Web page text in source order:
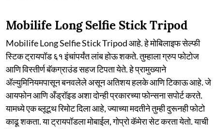
Mobilife Long Selfie Stick Tripod
Mobilife Long Selfie Stick Tripod आहे. हे मोबिलाइफ सेल्फी
स्टिक ट्रायपॉड ६१ इंचांपर्यंत लांब होऊ शकते. तुम्हाला ग्रुप फोटोज
आणि विस्तीर्ण बॅकग्राउंड सहज टिपता येते. हे प्रामुख्याने
अ‍ॅल्युमिनियमपासून बनवलेले असून अतिशय हलके आणि टिकाऊ आहे. जे
आयफोन आणि अँड्रॉइड अशा दोन्ही प्रकारच्या फोन्सना सपोर्ट करते.
यामध्ये एक ब्लूटूथ रिमोट दिला आहे, ज्याच्या मदतीने तुम्ही दुरूनही फोटो
काढू शकता. या ट्रायपॉडला मोबाईल, गोप्रो कॅमेरा सेट करता येतो. याची